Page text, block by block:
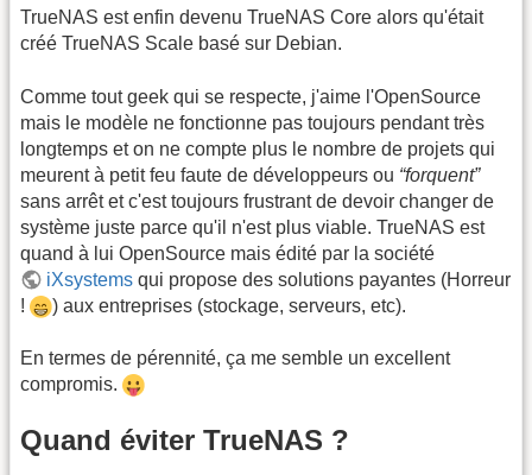
TrueNAS est enfin devenu TrueNAS Core alors qu'était
créé TrueNAS Scale basé sur Debian.
Comme tout geek qui se respecte, j'aime l'OpenSource
mais le modèle ne fonctionne pas toujours pendant très
longtemps et on ne compte plus le nombre de projets qui
meurent à petit feu faute de développeurs ou “forquent”
sans arrêt et c'est toujours frustrant de devoir changer de
système juste parce qu'il n'est plus viable. TrueNAS est
quand à lui OpenSource mais édité par la société
iXsystems qui propose des solutions payantes (Horreur
!
) aux entreprises (stockage, serveurs, etc).
En termes de pérennité, ça me semble un excellent
compromis.
Quand éviter TrueNAS ?